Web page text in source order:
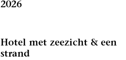
2026
Hotel met zeezicht & een
strand